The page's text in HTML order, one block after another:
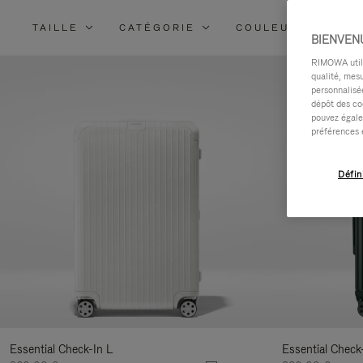
TAILLE CATÉGORIE COULEUR
Essential Check-In L
Essential
RIMOWA
qualité,
dépôt des
pouvez
préférences